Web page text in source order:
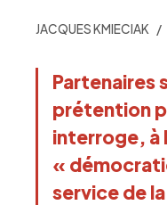
JACQUES KMIECIAK
Partenaires
prétention
interroge, à
«
service de